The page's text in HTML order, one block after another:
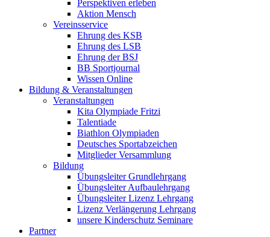
Perspektiven erleben
Aktion Mensch
Vereinsservice
Ehrung des KSB
Ehrung des LSB
Ehrung der BSJ
BB Sportjournal
Wissen Online
Bildung & Veranstaltungen
Veranstaltungen
Kita Olympiade Fritzi
Talentiade
Biathlon Olympiaden
Deutsches Sportabzeichen
Mitglieder Versammlung
Bildung
Übungsleiter Grundlehrgang
Übungsleiter Aufbaulehrgang
Übungsleiter Lizenz Lehrgang
Lizenz Verlängerung Lehrgang
unsere Kinderschutz Seminare
Partner